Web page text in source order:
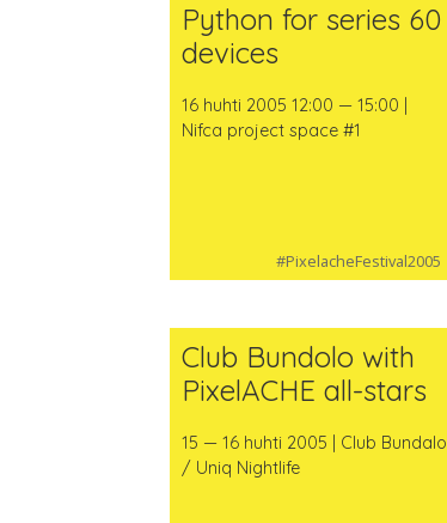
Python for series 60
devices
16 huhti 2005 12:00 — 15:00 |
Nifca project space #1
#PixelacheFestival2005
Club Bundolo with
PixelACHE all-stars
15 — 16 huhti 2005 | Club Bundalo
/ Uniq Nightlife